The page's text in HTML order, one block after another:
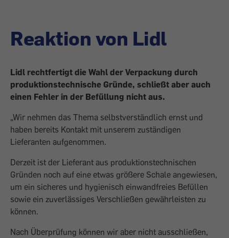
Reaktion von Lidl
Lidl rechtfertigt die Wahl der Verpackung durch
produktionstechnische Gründe, schließt aber auch
einen Fehler in der Befüllung nicht aus.
„Wir nehmen das Thema selbstverständlich ernst und
haben bereits Kontakt mit unserem zuständigen
Lieferanten aufgenommen.
Derzeit ist der Lieferant aus produktionstechnischen
Gründen noch auf eine etwas größere Schale angewiesen,
um ein sicheres und hygienisch einwandfreies Befüllen
sowie ein zuverlässiges Verschließen gewährleisten zu
können.
Nach Überprüfung können wir aber nicht ausschließen,